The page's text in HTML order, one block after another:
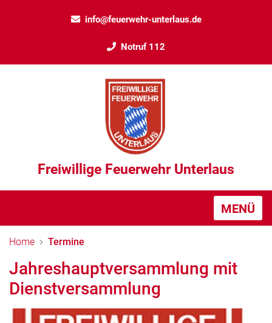
info@feuerwehr-unterlaus.de
Notruf 112
Freiwillige Feuerwehr Unterlaus
MENÜ
Home Termine
Jahreshauptversammlung mit
Dienstversammlung